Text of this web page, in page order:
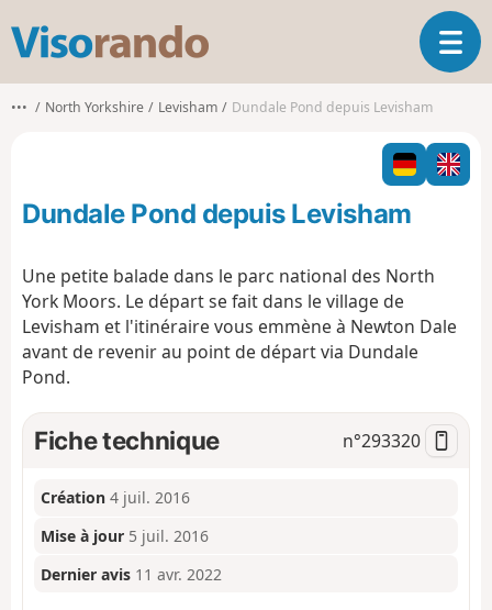
s
o
o
O
u
i
r
l
g
o
••• North Yorkshire Levisham Dundale Pond depuis Levisham
Dundale Pond depuis Levisham
Une petite balade dans le parc national des North
York Moors. Le départ se fait dans le village de
Levisham et l'itinéraire vous emmène à Newton Dale
avant de revenir au point de départ via Dundale
Pond.
Fiche technique n°293320
Création 4 juil. 2016
Mise à jour 5 juil. 2016
Dernier avis 11 avr. 2022